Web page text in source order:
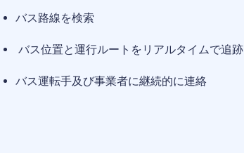
バス路線を検索
バス位置と運行ルートをリアルタイムで追跡
バス運転手及び事業者に継続的に連絡